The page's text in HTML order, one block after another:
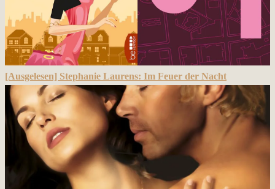
[Ausgelesen] Stephanie Laurens: Im Feuer der Nacht